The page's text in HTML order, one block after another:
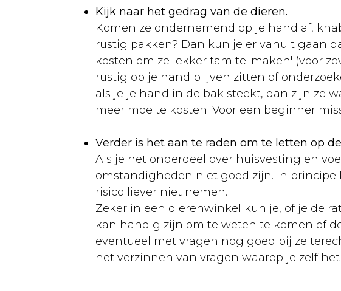
Aankoop
Rassen
Huisvesting
Verzorging
Voeding
Ziekten
Vogelgroep
Kijk naar het gedrag van de dieren.
Komen ze ondernemend op je hand af,
rustig pakken? Dan kun je er vanuit gaan
kosten om ze lekker tam te 'maken' (voor
rustig op je hand blijven zitten of
als je je hand in de bak steekt, dan zijn ze
meer moeite kosten. Voor een beginner
Verder is het aan te raden om te letten op
Als je het onderdeel over huisvesting en
omstandigheden niet goed zijn. In
risico liever niet nemen.
Zeker in een dierenwinkel kun je, of je de
kan handig zijn om te weten te komen of
eventueel met vragen nog goed bij ze
het verzinnen van vragen waarop je zelf